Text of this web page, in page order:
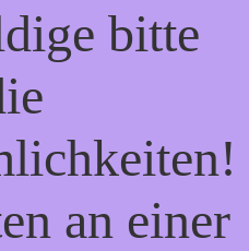
bitte
an einer